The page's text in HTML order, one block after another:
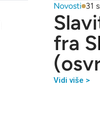
Novosti 31
fra
Vidi više >